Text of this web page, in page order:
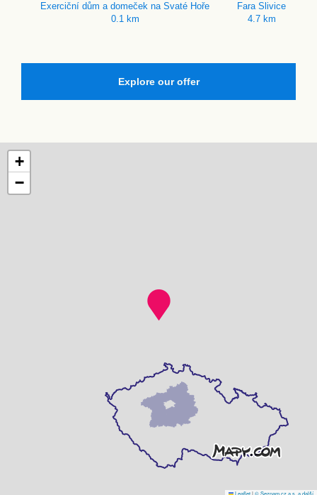
Exerciční dům a domeček na Svaté Hoře
0.1 km
Fara Slivice
4.7 km
Explore our offer
+
−
Leaflet|© Seznam.cz a.s. a další